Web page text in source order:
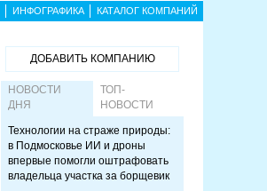
ИНФОГРАФИКА КАТАЛОГ КОМПАНИЙ
ДОБАВИТЬ КОМПАНИЮ
НОВОСТИ
ДНЯ
ТОП-
НОВОСТИ
Технологии на страже природы:
в Подмосковье ИИ и дроны
впервые помогли оштрафовать
владельца участка за борщевик